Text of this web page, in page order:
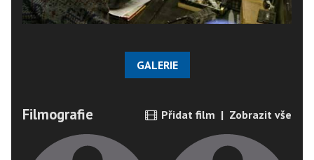
GALERIE
Filmografie Přidat film | Zobrazit vše